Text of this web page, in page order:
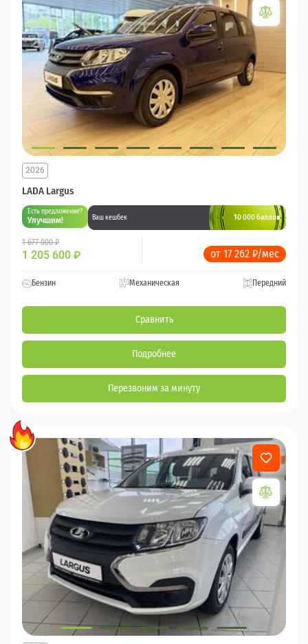
LADA Largus
2026
Есть предложение?
Улучшим! Ваш кешбек 10 000 баллов
1 677 000 ₽
1 205 600 ₽ от 17 262 ₽/мес
Бензин Механическая Передний
Сравнить
Подробнее
Перезвоним за минуту